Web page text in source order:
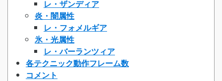
レ・ザンディア
炎・闇属性
レ・フォメルギア
氷・光属性
レ・バーランツィア
各テクニック動作フレーム数
コメント